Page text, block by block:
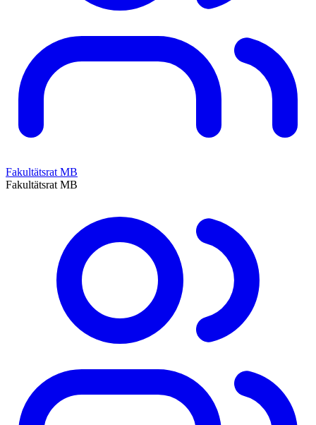
Fakultätsrat MB
Fakultätsrat MB